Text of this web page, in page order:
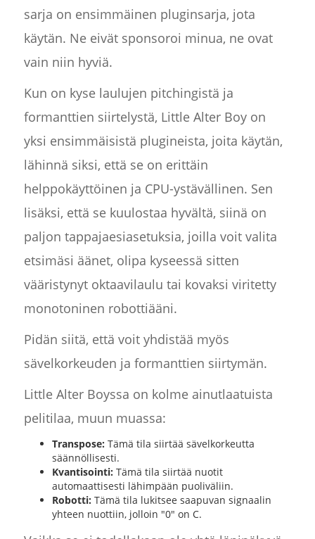
sarja on ensimmäinen pluginsarja, jota
käytän. Ne eivät sponsoroi minua, ne ovat
vain niin hyviä.
Kun on kyse laulujen pitchingistä ja
formanttien siirtelystä, Little Alter Boy on
yksi ensimmäisistä plugineista, joita käytän,
lähinnä siksi, että se on erittäin
helppokäyttöinen ja CPU-ystävällinen. Sen
lisäksi, että se kuulostaa hyvältä, siinä on
paljon tappajaesiasetuksia, joilla voit valita
etsimäsi äänet, olipa kyseessä sitten
vääristynyt oktaavilaulu tai kovaksi viritetty
monotoninen robottiääni.
Pidän siitä, että voit yhdistää myös
sävelkorkeuden ja formanttien siirtymän.
Little Alter Boyssa on kolme ainutlaatuista
pelitilaa, muun muassa:
Transpose: Tämä tila siirtää sävelkorkeutta
säännöllisesti.
Kvantisointi: Tämä tila siirtää nuotit
automaattisesti lähimpään puoliväliin.
Robotti: Tämä tila lukitsee saapuvan signaalin
yhteen nuottiin, jolloin "0" on C.